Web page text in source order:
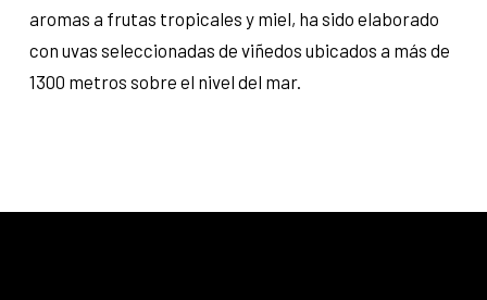
aromas a frutas tropicales y miel, ha sido elaborado
con uvas seleccionadas de viñedos ubicados a más de
1300 metros sobre el nivel del mar.